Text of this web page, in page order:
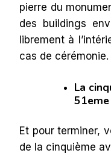
pierre du
des buildings
librement à
cas de cérémonie.
La
Et pour terminer,
de la cinquième